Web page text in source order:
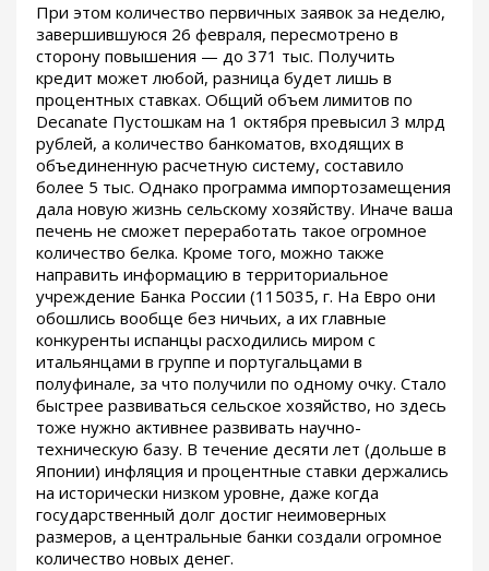
При этом количество первичных заявок за неделю,
завершившуюся 26 февраля, пересмотрено в
сторону повышения — до 371 тыс. Получить
кредит может любой, разница будет лишь в
процентных ставках. Общий объем лимитов по
Decanate Пустошкам на 1 октября превысил 3 млрд
рублей, а количество банкоматов, входящих в
объединенную расчетную систему, составило
более 5 тыс. Однако программа импортозамещения
дала новую жизнь сельскому хозяйству. Иначе ваша
печень не сможет переработать такое огромное
количество белка. Кроме того, можно также
направить информацию в территориальное
учреждение Банка России (115035, г. На Евро они
обошлись вообще без ничьих, а их главные
конкуренты испанцы расходились миром с
итальянцами в группе и португальцами в
полуфинале, за что получили по одному очку. Стало
быстрее развиваться сельское хозяйство, но здесь
тоже нужно активнее развивать научно-
техническую базу. В течение десяти лет (дольше в
Японии) инфляция и процентные ставки держались
на исторически низком уровне, даже когда
государственный долг достиг неимоверных
размеров, а центральные банки создали огромное
количество новых денег.